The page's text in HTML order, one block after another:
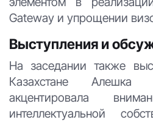
Gateway и упрощении
Выступления и
На заседании также
Казахстане Алешка
акцентировала
интеллектуальной